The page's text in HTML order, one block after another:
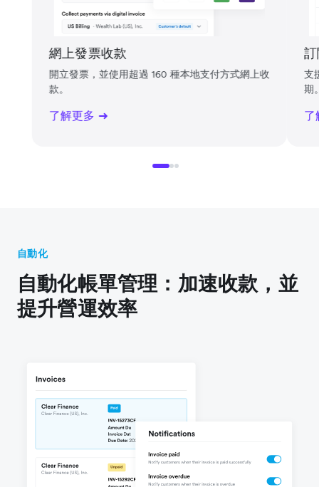
網上發票收款
開立發票，並使用超過 160 種本地支付方式網上收
款。
了解更多
支
期
了
自動化
自動化帳單管理：加速收款，並
提升營運效率